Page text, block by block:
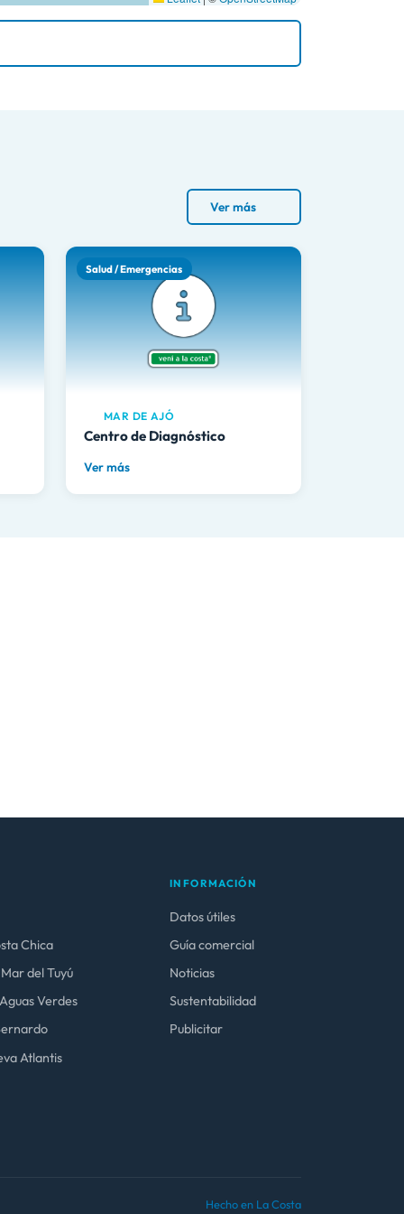
Ver más
Salud / Emergencias
MAR DE AJÓ
Centro de Diagnóstico
Ver más
Chica
del Tuyú
Verdes
Atlantis
INFORMACIÓN
Datos útiles
Guía comercial
Noticias
Sustentabilidad
Publicitar
Hecho en La Costa